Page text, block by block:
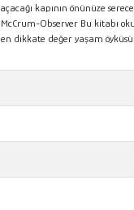
kapının önünüze
Observer Bu kitabı
dikkate değer yaşam